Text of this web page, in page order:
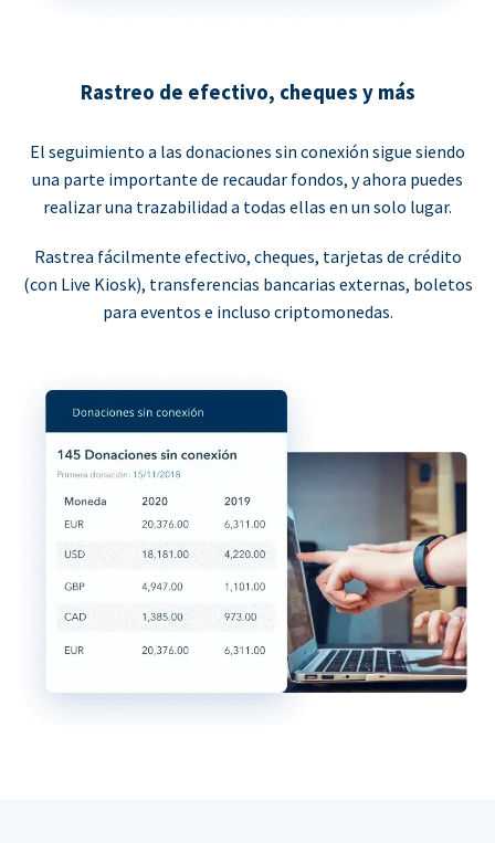
Rastreo de efectivo, cheques y más
El seguimiento a las donaciones sin conexión sigue siendo
una parte importante de recaudar fondos, y ahora puedes
realizar una trazabilidad a todas ellas en un solo lugar.
Rastrea fácilmente efectivo, cheques, tarjetas de crédito
(con Live Kiosk), transferencias bancarias externas, boletos
para eventos e incluso criptomonedas.